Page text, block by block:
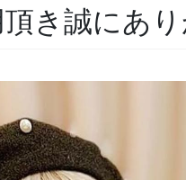
き誠にあ